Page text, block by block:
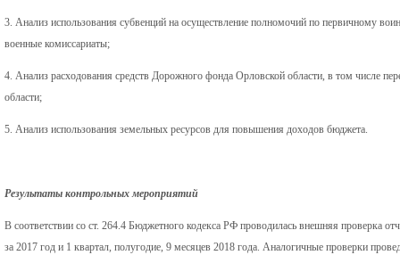
3. Анализ использования субвенций на осуществление полномочий по первичному
военные комиссариаты;
4. Анализ расходования средств Дорожного фонда Орловской области, в том числе
области;
5. Анализ использования земельных ресурсов для повышения доходов бюджета.
Результаты контрольных мероприятий
В соответствии со ст. 264.4 Бюджетного кодекса РФ проводилась внешняя проверка
за 2017 год и 1 квартал, полугодие, 9 месяцев 2018 года. Аналогичные проверки